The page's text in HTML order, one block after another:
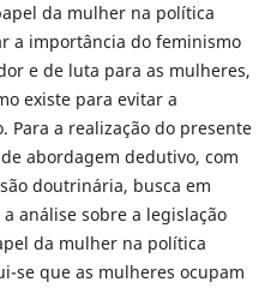
da mulher na política
a importância do feminismo
e de luta para as mulheres,
existe para evitar a
a realização do presente
abordagem dedutivo, com
doutrinária, busca em
análise sobre a legislação
da mulher na política
se que as mulheres ocupam